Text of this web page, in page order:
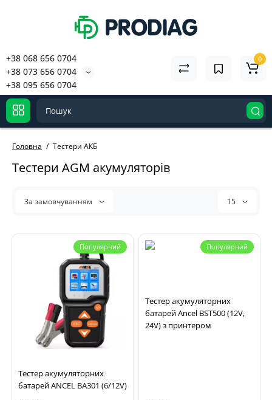
+38 068 656 0704
+38 073 656 0704
+38 095 656 0704
0
Головна Тестери АКБ
Тестери AGM акумуляторів
За замовчуванням 15
Популярний
Тестер акумуляторних
батарей ANCEL BA301 (6/12V)
Популярний
Тестер акумуляторних
батарей Ancel BST500 (12V,
24V) з принтером